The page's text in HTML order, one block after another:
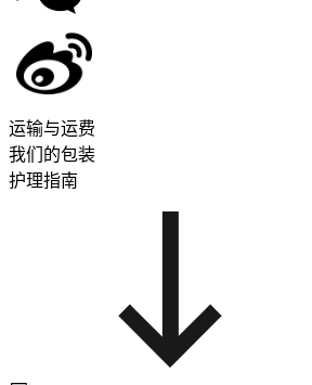
运输与运费
我们的包装
护理指南